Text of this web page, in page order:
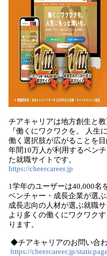
チアキャリアは地方創生と
『働くにワクワクを。 人生
働く選択肢が広がることを目
年間10万人が利用するベン
た就職サイトです。
https://cheercareer.jp
1学年のユーザーは40,000名
ベンチャー・成長企業が選
成長志向の人材が選ぶ就職
より多くの働くにワクワク
ります。
◆チアキャリアのお問い合
https://cheercareer.jp/